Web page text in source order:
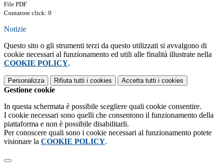
File PDF
Contatore click: 0
Notizie
Questo sito o gli strumenti terzi da questo utilizzati si avvalgono di
cookie necessari al funzionamento ed utili alle finalità illustrate nella
COOKIE POLICY.
Personalizza Rifiuta tutti i cookies Accetta tutti i cookies
Gestione cookie
In questa schermata è possibile scegliere quali cookie consentire.
I cookie necessari sono quelli che consentono il funzionamento della
piattaforma e non è possibile disabilitarli.
Per conoscere quali sono i cookie necessari al funzionamento potete
visionare la COOKIE POLICY.